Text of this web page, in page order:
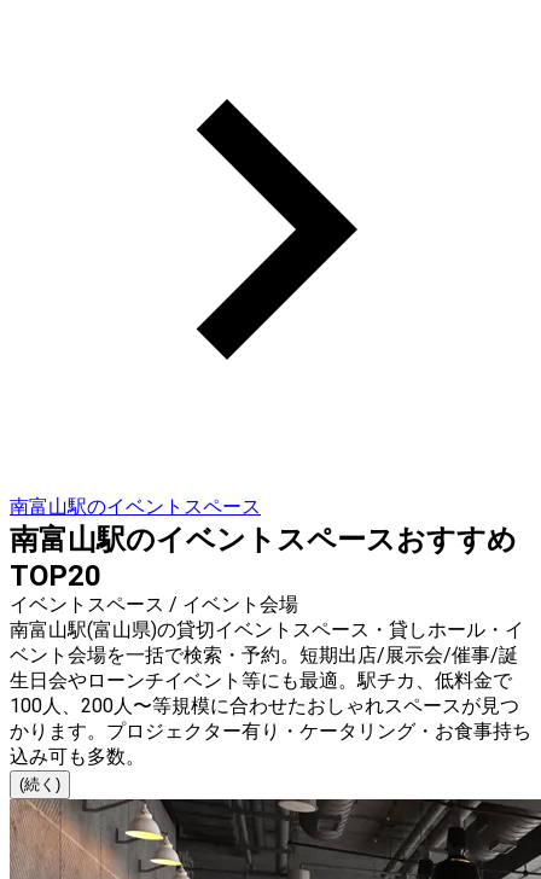
南富山駅のイベントスペース
南富山駅のイベントスペースおすすめ
TOP20
イベントスペース / イベント会場
南富山駅(富山県)の貸切イベントスペース・貸しホール・イ
ベント会場を一括で検索・予約。短期出店/展示会/催事/誕
生日会やローンチイベント等にも最適。駅チカ、低料金で
100人、200人〜等規模に合わせたおしゃれスペースが見つ
かります。プロジェクター有り・ケータリング・お食事持ち
込み可も多数。
(続く)